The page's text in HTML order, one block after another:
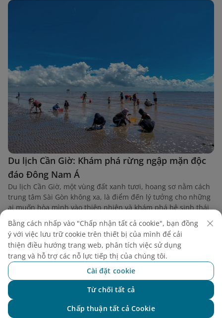
Du lịch Cần Giờ: Khám phá rừng ngập mặn độc
đáo Đông Nam Á
Du lịch Cần Giờ, một vùng đất xanh tươi, hoang sơ nằm cách
trung tâm Sài Gòn không xa, là điểm đến lý tưởng cho những
ai muốn hòa mình vào thiên nhiên và khám phá hệ sinh thái
rừng ngập mặn độc đáo. Nơi đây không chỉ là một lá phổi
xanh của Thành phố Hồ Chí Minh mà còn là Khu dự trữ sinh
quyển thế giới được UNESCO công nhận, mang đến những
trải nghiệm du lịch sinh thái và văn hóa đầy thú vị.
Bằng cách nhấp vào "Chấp nhận tất cả cookie", bạn đồng
ý với việc lưu trữ cookie trên thiết bị của mình để cải
thiện điều hướng trang web, phân tích việc sử dụng
trang và hỗ trợ các nỗ lực tiếp thị của chúng tôi.
Cài đặt cookie
Từ chối tất cả
Chấp thuận tất cả Cookie